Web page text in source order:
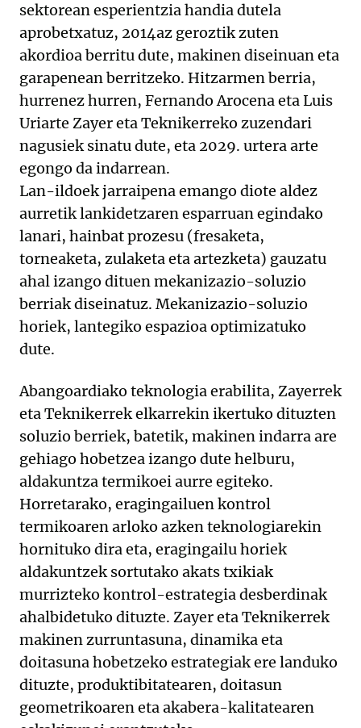
sektorean esperientzia handia dutela
aprobetxatuz, 2014az geroztik zuten
akordioa berritu dute, makinen diseinuan eta
garapenean berritzeko. Hitzarmen berria,
hurrenez hurren, Fernando Arocena eta Luis
Uriarte Zayer eta Teknikerreko zuzendari
nagusiek sinatu dute, eta 2029. urtera arte
egongo da indarrean.
Lan-ildoek jarraipena emango diote aldez
aurretik lankidetzaren esparruan egindako
lanari, hainbat prozesu (fresaketa,
torneaketa, zulaketa eta artezketa) gauzatu
ahal izango dituen mekanizazio-soluzio
berriak diseinatuz. Mekanizazio-soluzio
horiek, lantegiko espazioa optimizatuko
dute.
Abangoardiako teknologia erabilita, Zayerrek
eta Teknikerrek elkarrekin ikertuko dituzten
soluzio berriek, batetik, makinen indarra are
gehiago hobetzea izango dute helburu,
aldakuntza termikoei aurre egiteko.
Horretarako, eragingailuen kontrol
termikoaren arloko azken teknologiarekin
hornituko dira eta, eragingailu horiek
aldakuntzek sortutako akats txikiak
murrizteko kontrol-estrategia desberdinak
ahalbidetuko dituzte. Zayer eta Teknikerrek
makinen zurruntasuna, dinamika eta
doitasuna hobetzeko estrategiak ere landuko
dituzte, produktibitatearen, doitasun
geometrikoaren eta akabera-kalitatearen